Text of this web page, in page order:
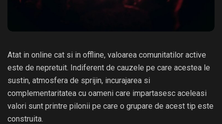
Atat in online cat si in offline, valoarea comunitatilor active
este de nepretuit. Indiferent de cauzele pe care acestea le
sustin, atmosfera de sprijin, incurajarea si
complementaritatea cu oameni care impartasesc aceleasi
valori sunt printre pilonii pe care o grupare de acest tip este
construita.